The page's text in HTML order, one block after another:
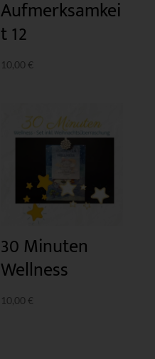
Aufmerksamkei
t 12
10,00 €
30 Minuten
Wellness
10,00 €